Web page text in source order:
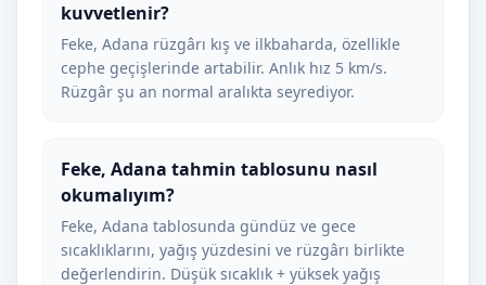
kuvvetlenir?
Feke, Adana rüzgârı kış ve ilkbaharda, özellikle
cephe geçişlerinde artabilir. Anlık hız 5 km/s.
Rüzgâr şu an normal aralıkta seyrediyor.
Feke, Adana tahmin tablosunu nasıl
okumalıyım?
Feke, Adana tablosunda gündüz ve gece
sıcaklıklarını, yağış yüzdesini ve rüzgârı birlikte
değerlendirin. Düşük sıcaklık + yüksek yağış